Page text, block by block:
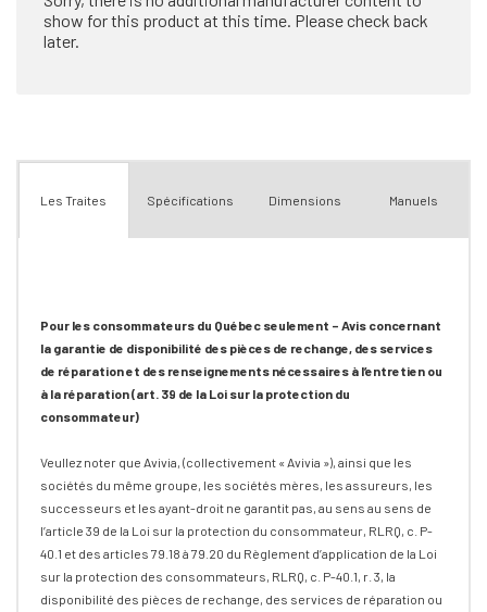
show for this product at this time. Please check back
later.
Les Traites Spécifications Dimensions Manuels
Pour les consommateurs du Québec seulement – Avis concernant
la garantie de disponibilité des pièces de rechange, des services
de réparation et des renseignements nécessaires à l’entretien ou
à la réparation (art. 39 de la Loi sur la protection du
consommateur)
Veullez noter que Avivia, (collectivement « Avivia »), ainsi que les
sociétés du même groupe, les sociétés mères, les assureurs, les
successeurs et les ayant-droit ne garantit pas, au sens au sens de
l’article 39 de la Loi sur la protection du consommateur, RLRQ, c. P-
40.1 et des articles 79.18 à 79.20 du Règlement d’application de la Loi
sur la protection des consommateurs, RLRQ, c. P-40.1, r. 3, la
disponibilité des pièces de rechange, des services de réparation ou